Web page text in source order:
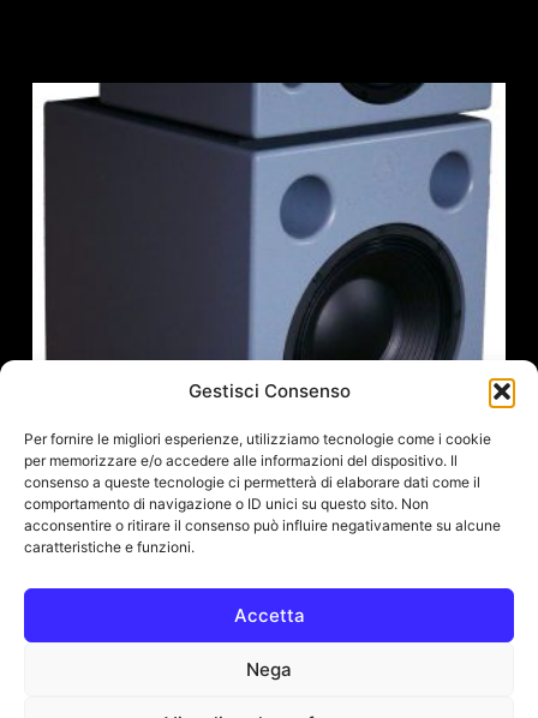
Gestisci Consenso
Per fornire le migliori esperienze, utilizziamo tecnologie come i cookie
per memorizzare e/o accedere alle informazioni del dispositivo. Il
consenso a queste tecnologie ci permetterà di elaborare dati come il
comportamento di navigazione o ID unici su questo sito. Non
acconsentire o ritirare il consenso può influire negativamente su alcune
caratteristiche e funzioni.
Accetta
Nega
Augspurger Sub 12 Passive (single Unit)